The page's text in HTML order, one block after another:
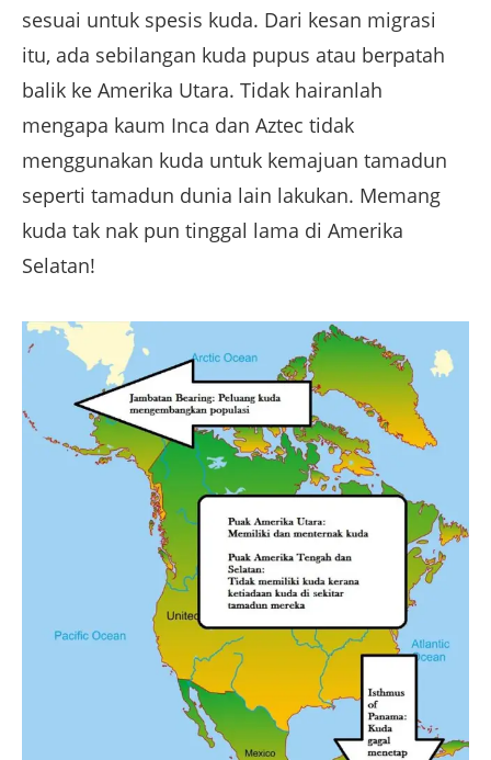
sesuai untuk spesis kuda. Dari kesan migrasi
itu, ada sebilangan kuda pupus atau berpatah
balik ke Amerika Utara. Tidak hairanlah
mengapa kaum Inca dan Aztec tidak
menggunakan kuda untuk kemajuan tamadun
seperti tamadun dunia lain lakukan. Memang
kuda tak nak pun tinggal lama di Amerika
Selatan!